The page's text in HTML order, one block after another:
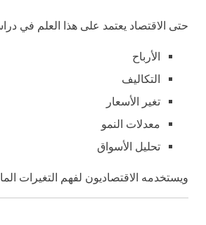
حتى الاقتصاد يعتمد على هذا العلم في
الأرباح
التكاليف
تغير الأسعار
معدلات النمو
تحليل الأسواق
ويستخدمه الاقتصاديون لفهم التغيرات